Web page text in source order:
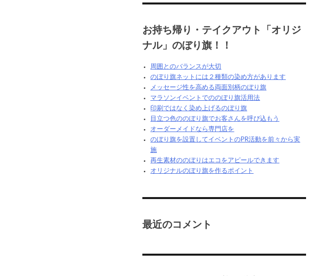
お持ち帰り・テイクアウト「オリジ
ナル」のぼり旗！！
周囲とのバランスが大切
のぼり旗ネットには２種類の染め方があります
メッセージ性を高める両面別柄のぼり旗
マラソンイベントでののぼり旗活用法
印刷ではなく染め上げるのぼり旗
目立つ色ののぼり旗でお客さんを呼び込もう
オーダーメイドなら専門店を
のぼり旗を設置してイベントのPR活動を前々から実
施
再生素材ののぼりはエコをアピールできます
オリジナルのぼり旗を作るポイント
最近のコメント